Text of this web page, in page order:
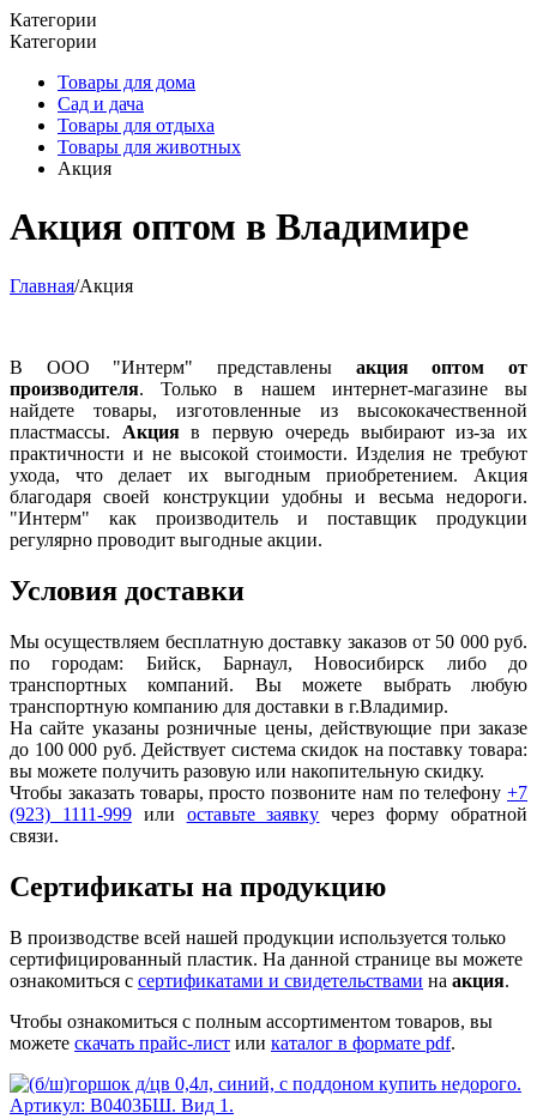
Категории
Категории
Товары для дома
Сад и дача
Товары для отдыха
Товары для животных
Акция
Акция оптом в Владимире
Главная/Акция
В ООО "Интерм" представлены акция оптом от
производителя. Только в нашем интернет-магазине вы
найдете товары, изготовленные из высококачественной
пластмассы. Акция в первую очередь выбирают из-за их
практичности и не высокой стоимости. Изделия не требуют
ухода, что делает их выгодным приобретением. Акция
благодаря своей конструкции удобны и весьма недороги.
"Интерм" как производитель и поставщик продукции
регулярно проводит выгодные акции.
Условия доставки
Мы осуществляем бесплатную доставку заказов от 50 000 руб.
по городам: Бийск, Барнаул, Новосибирск либо до
транспортных компаний. Вы можете выбрать любую
транспортную компанию для доставки в г.Владимир.
На сайте указаны розничные цены, действующие при заказе
до 100 000 руб. Действует система скидок на поставку товара:
вы можете получить разовую или накопительную скидку.
Чтобы заказать товары, просто позвоните нам по телефону +7
(923) 1111-999или оставьте заявку
через форму обратной
связи.
Сертификаты на продукцию
В производстве всей нашей продукции используется только
сертифицированный пластик. На данной странице вы можете
ознакомиться с сертификатами и свидетельствами на акция.
Чтобы ознакомиться с полным ассортиментом товаров, вы
можете скачать прайс-лист или каталог в формате pdf.